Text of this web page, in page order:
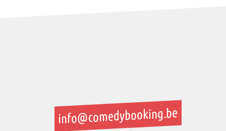
info@comedybooking.be